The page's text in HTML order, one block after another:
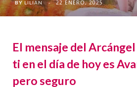
BY LILIAN 22 ENERO, 2025
El mensaje del
ti en el día de hoy es
pero seguro